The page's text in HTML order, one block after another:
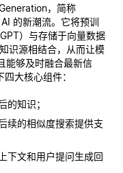
，简称
的新潮流。它将预训
）与存储于向量数据
识源相结合，从而让模
能够及时融合最新信
大核心组件：
的知识；
续的相似度搜索提供支
下文和用户提问生成回